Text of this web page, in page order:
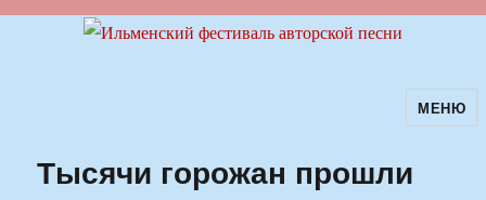
Ильменский фестиваль авторскойМЕНЮ
Тысячи горожан прошли